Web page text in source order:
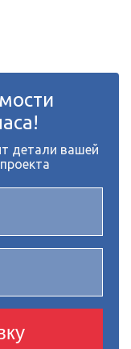
детали вашей